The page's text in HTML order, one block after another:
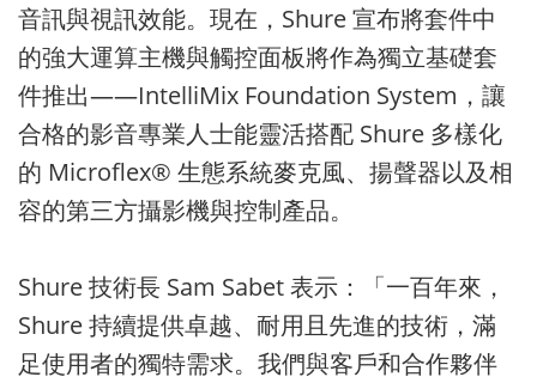
音訊與視訊效能。現在，Shure 宣布將套件中
的強大運算主機與觸控面板將作為獨立基礎套
件推出——IntelliMix Foundation System，讓
合格的影音專業人士能靈活搭配 Shure 多樣化
的 Microflex® 生態系統麥克風、揚聲器以及相
容的第三方攝影機與控制產品。
Shure 技術長 Sam Sabet 表示：「一百年來，
Shure 持續提供卓越、耐用且先進的技術，滿
足使用者的獨特需求。我們與客戶和合作夥伴